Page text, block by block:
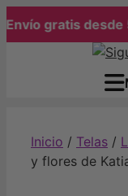
gratis desde 50
Inicio / Telas /
y flores de